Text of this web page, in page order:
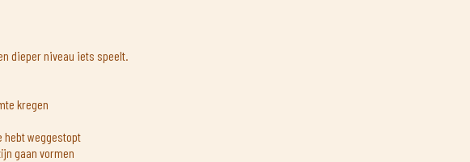
dieper niveau iets speelt.
kregen
weggestopt
gaan vormen